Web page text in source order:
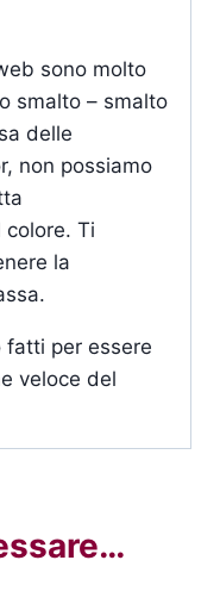
sono molto
smalto – smalto
delle
non possiamo
Ti
la
fatti per essere
veloce del